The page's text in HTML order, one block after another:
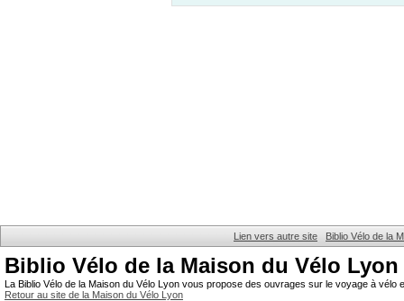
Lien vers autre site Biblio Vélo de la
Biblio Vélo de la Maison du Vélo Lyon
La Biblio Vélo de la Maison du Vélo Lyon vous propose des ouvrages sur le voyage à
Retour au site de la Maison du Vélo Lyon